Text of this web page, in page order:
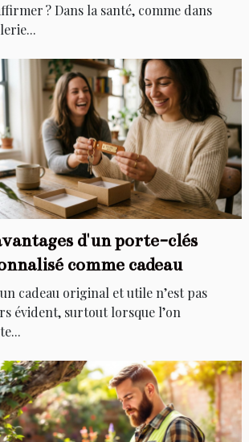
? Dans la santé, comme dans
d'un porte-clés
comme cadeau
cadeau original et utile n’est pas
évident, surtout lorsque l’on